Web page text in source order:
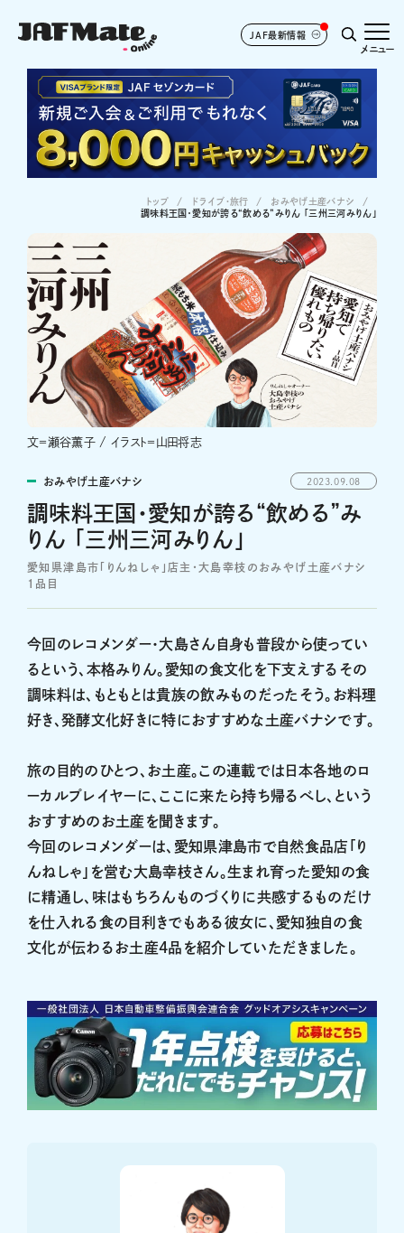
JAF最新情報
メニュー
トップ ドライブ･旅行
おみやげ土産バナシ
調味料王国・愛知が誇る“飲める”みりん 「三州三河みりん」
文＝瀬谷薫子 / イラスト＝山田将志
おみやげ土産バナシ 2023.09.08
調味料王国・愛知が誇る“飲める”み
りん 「三州三河みりん」
愛知県津島市「りんねしゃ」店主・大島幸枝のおみやげ土産バナシ
1品目
今回のレコメンダー・大島さん自身も普段から使ってい
るという、本格みりん。愛知の食文化を下支えするその
調味料は、もともとは貴族の飲みものだったそう。お料理
好き、発酵文化好きに特におすすめな土産バナシです。
旅の目的のひとつ、お土産。この連載では日本各地のロ
ーカルプレイヤーに、ここに来たら持ち帰るべし、という
おすすめのお土産を聞きます。
今回のレコメンダーは、愛知県津島市で自然食品店「り
んねしゃ」を営む大島幸枝さん。生まれ育った愛知の食
に精通し、味はもちろんものづくりに共感するものだけ
を仕入れる食の目利きでもある彼女に、愛知独自の食
文化が伝わるお土産4品を紹介していただきました。